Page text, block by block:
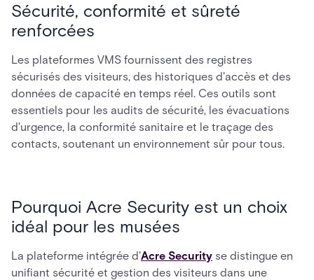
Sécurité, conformité et sûreté
renforcées
Les plateformes VMS fournissent des registres
sécurisés des visiteurs, des historiques d'accès et des
données de capacité en temps réel. Ces outils sont
essentiels pour les audits de sécurité, les évacuations
d'urgence, la conformité sanitaire et le traçage des
contacts, soutenant un environnement sûr pour tous.
Pourquoi Acre Security est un choix
idéal pour les musées
La plateforme intégrée d'Acre Security se distingue en
unifiant sécurité et gestion des visiteurs dans une